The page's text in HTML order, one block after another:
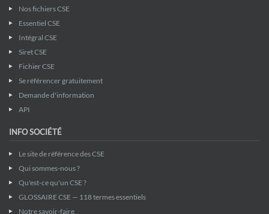
Nos fichiers CSE
Essentiel CSE
Intégral CSE
Siret CSE
Fichier CSE
Se référencer gratuitement
Demande d'information
API
INFO SOCIÉTÉ
Le site de référence des CSE
Qui sommes-nous ?
Qu'est-ce qu'un CSE ?
GLOSSAIRE CSE — 118 termes essentiels
Notre savoir-faire